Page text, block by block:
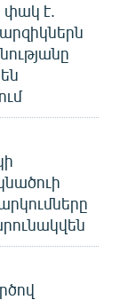
փակ է.